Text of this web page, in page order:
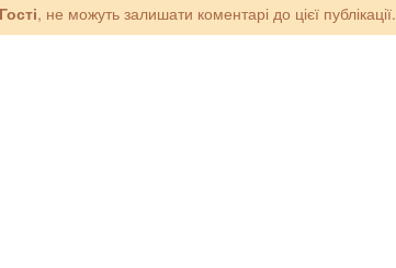
Гості, не можуть залишати коментарі до цієї публікації.